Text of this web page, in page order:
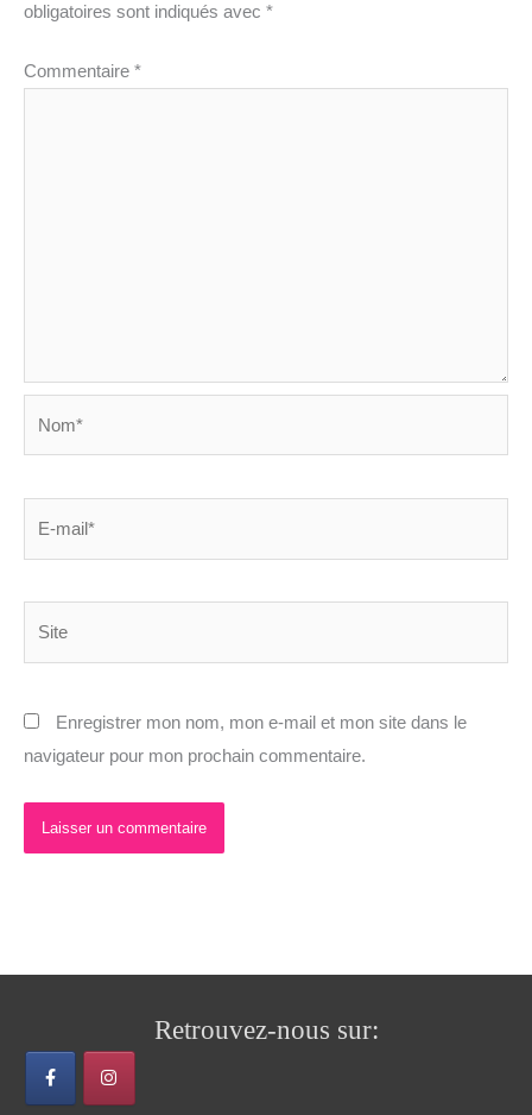
obligatoires sont indiqués avec *
Commentaire *
Enregistrer mon nom, mon e-mail et mon site dans le
navigateur pour mon prochain commentaire.
Retrouvez-nous sur: